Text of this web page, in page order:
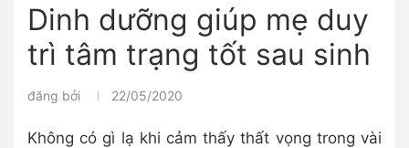
Dinh dưỡng giúp mẹ duy
trì tâm trạng tốt sau sinh
đăng bởi 22/05/2020
Không có gì lạ khi cảm thấy thất vọng trong vài